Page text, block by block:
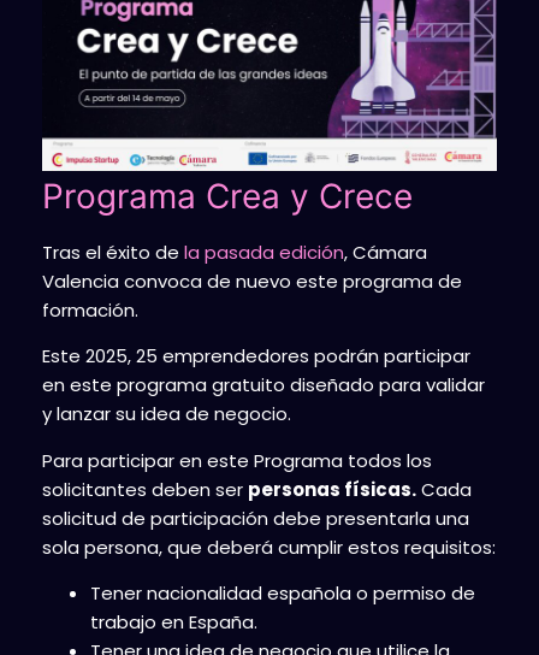
Programa Crea y Crece
Tras el éxito de la pasada edición, Cámara
Valencia convoca de nuevo este programa de
formación.
Este 2025, 25 emprendedores podrán participar
en este programa gratuito diseñado para validar
y lanzar su idea de negocio.
Para participar en este Programa todos los
solicitantes deben ser personas físicas.Cada
solicitud de participación debe presentarla una
sola persona, que deberá cumplir estos requisitos:
Tener nacionalidad española o permiso de
trabajo en España.